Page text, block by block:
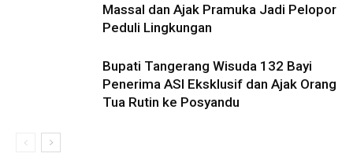
Massal dan Ajak Pramuka Jadi Pelopor
Peduli Lingkungan
Bupati Tangerang Wisuda 132 Bayi
Penerima ASI Eksklusif dan Ajak Orang
Tua Rutin ke Posyandu